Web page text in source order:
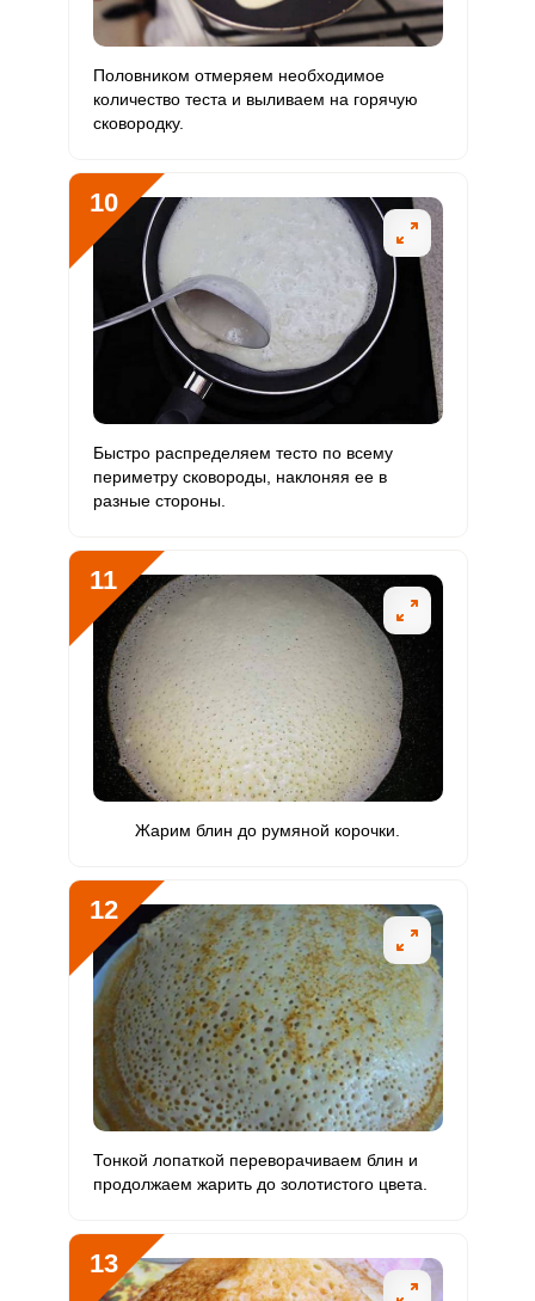
Половником отмеряем необходимое
количество теста и выливаем на горячую
сковородку.
10
Быстро распределяем тесто по всему
периметру сковороды, наклоняя ее в
разные стороны.
11
Жарим блин до румяной корочки.
12
Тонкой лопаткой переворачиваем блин и
продолжаем жарить до золотистого цвета.
13